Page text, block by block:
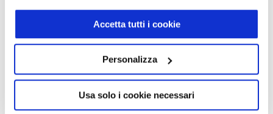
Accetta tutti i cookie
Personalizza
Usa solo i cookie necessari
(204 CV +
ibrida EQ
(204 CV +